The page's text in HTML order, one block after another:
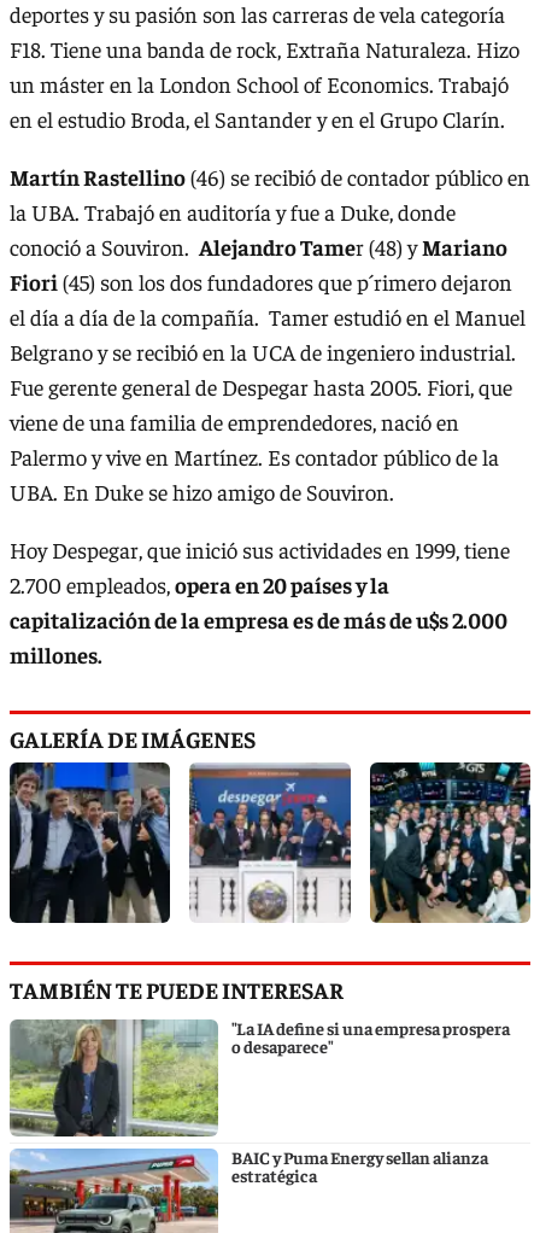
deportes y su pasión son las carreras de vela categoría
F18. Tiene una banda de rock, Extraña Naturaleza. Hizo
un máster en la London School of Economics. Trabajó
en el estudio Broda, el Santander y en el Grupo Clarín.
Martín Rastellino(46) se recibió de contador público en
la UBA. Trabajó en auditoría y fue a Duke, donde
conoció a Souviron. Alejandro Tamer (48) yMariano
Fiori (45) son los dos fundadores que p´rimero dejaron
el día a día de la compañía. Tamer estudió en el Manuel
Belgrano y se recibió en la UCA de ingeniero industrial.
Fue gerente general de Despegar hasta 2005. Fiori, que
viene de una familia de emprendedores, nació en
Palermo y vive en Martínez. Es contador público de la
UBA. En Duke se hizo amigo de Souviron.
Hoy Despegar, que inició sus actividades en 1999, tiene
2.700 empleados, opera en 20 países y la
capitalización de la empresa es de más de u$s 2.000
millones.
GALERÍA DE IMÁGENES
TAMBIÉN TE PUEDE INTERESAR
"La IA define si una empresa prospera
o desaparece"
BAIC y Puma Energy sellan alianza
estratégica